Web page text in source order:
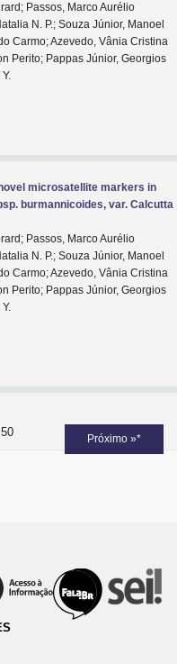
Passos, Marco Aurélio
N. P.; Souza Júnior, Manoel
Carmo; Azevedo, Vânia Cristina
Perito; Pappas Júnior, Georgios
microsatellite markers in
burmannicoides, var. Calcutta
Passos, Marco Aurélio
N. P.; Souza Júnior, Manoel
Carmo; Azevedo, Vânia Cristina
Perito; Pappas Júnior, Georgios
Próximo »*